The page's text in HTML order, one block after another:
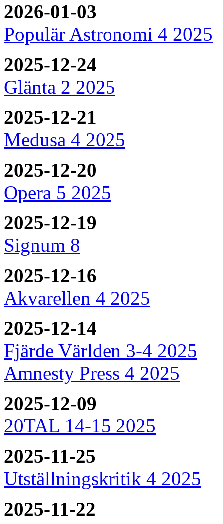
2026-01-03
Populär Astronomi 4 2025
2025-12-24
Glänta 2 2025
2025-12-21
Medusa 4 2025
2025-12-20
Opera 5 2025
2025-12-19
Signum 8
2025-12-16
Akvarellen 4 2025
2025-12-14
Fjärde Världen 3-4 2025
Amnesty Press 4 2025
2025-12-09
20TAL 14-15 2025
2025-11-25
Utställningskritik 4 2025
2025-11-22